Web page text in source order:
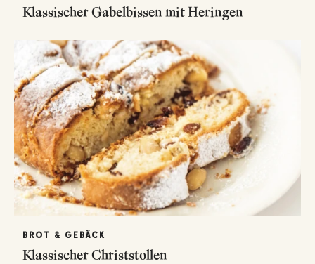
Klassischer Gabelbissen mit Heringen
BROT & GEBÄCK
Klassischer Christstollen